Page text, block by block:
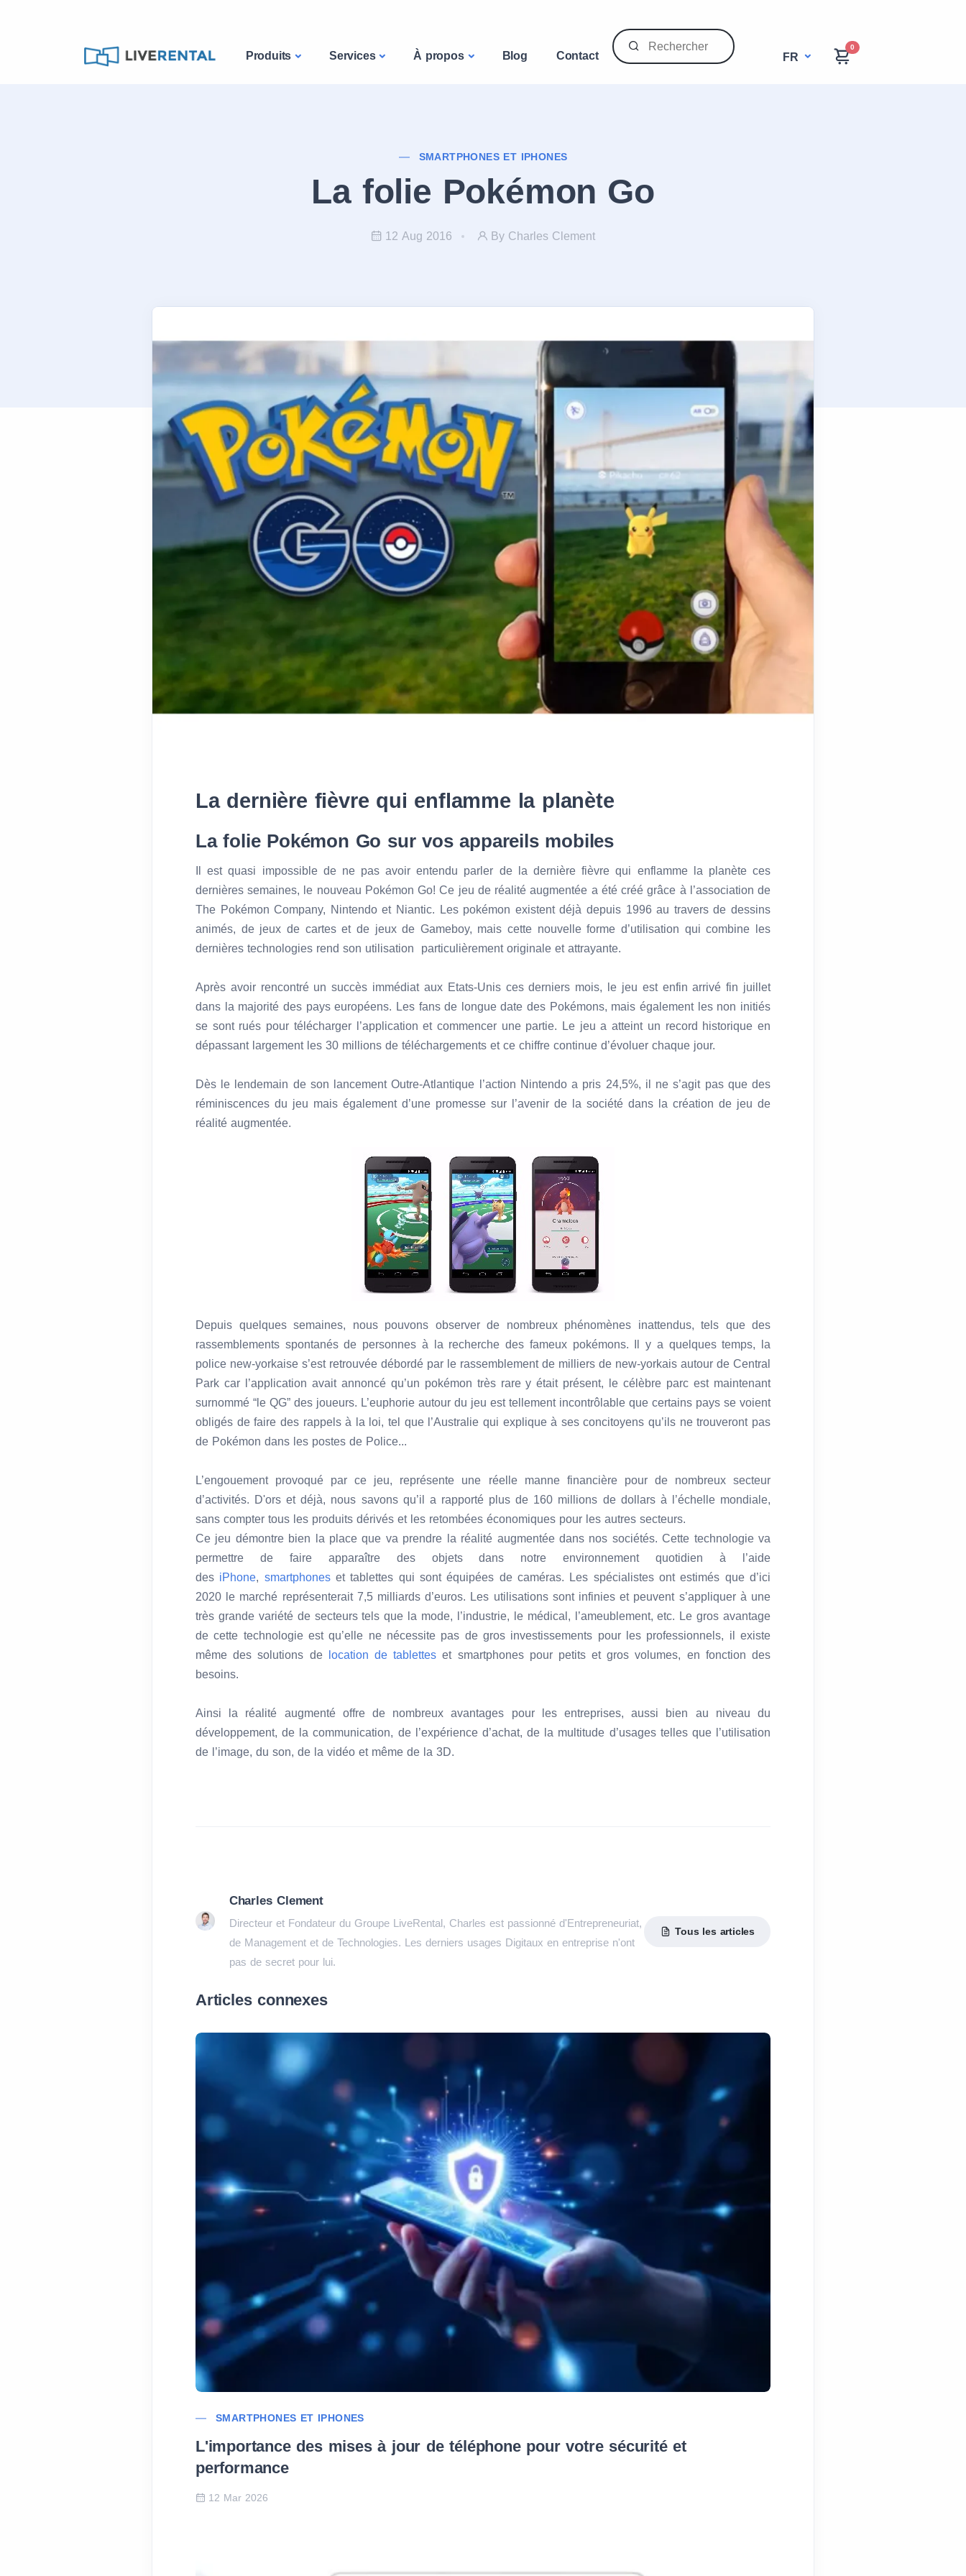
Produits Services À propos Blog Contact FR
0
SMARTPHONES ET IPHONES
La folie Pokémon Go
12 Aug 2016 By Charles Clement
La dernière fièvre qui enflamme la planète
La folie Pokémon Go sur vos appareils mobiles
Il est quasi impossible de ne pas avoir entendu parler de la dernière fièvre qui enflamme la planète ces
dernières semaines, le nouveau Pokémon Go! Ce jeu de réalité augmentée a été créé grâce à l’association de
The Pokémon Company, Nintendo et Niantic. Les pokémon existent déjà depuis 1996 au travers de dessins
animés, de jeux de cartes et de jeux de Gameboy, mais cette nouvelle forme d’utilisation qui combine les
dernières technologies rend son utilisation particulièrement originale et attrayante.
Après avoir rencontré un succès immédiat aux Etats-Unis ces derniers mois, le jeu est enfin arrivé fin juillet
dans la majorité des pays européens. Les fans de longue date des Pokémons, mais également les non initiés
se sont rués pour télécharger l’application et commencer une partie. Le jeu a atteint un record historique en
dépassant largement les 30 millions de téléchargements et ce chiffre continue d’évoluer chaque jour.
Dès le lendemain de son lancement Outre-Atlantique l’action Nintendo a pris 24,5%, il ne s’agit pas que des
réminiscences du jeu mais également d’une promesse sur l’avenir de la société dans la création de jeu de
réalité augmentée.
Depuis quelques semaines, nous pouvons observer de nombreux phénomènes inattendus, tels que des
rassemblements spontanés de personnes à la recherche des fameux pokémons. Il y a quelques temps, la
police new-yorkaise s’est retrouvée débordé par le rassemblement de milliers de new-yorkais autour de Central
Park car l’application avait annoncé qu’un pokémon très rare y était présent, le célèbre parc est maintenant
surnommé “le QG” des joueurs. L’euphorie autour du jeu est tellement incontrôlable que certains pays se voient
obligés de faire des rappels à la loi, tel que l’Australie qui explique à ses concitoyens qu’ils ne trouveront pas
de Pokémon dans les postes de Police...
L’engouement provoqué par ce jeu, représente une réelle manne financière pour de nombreux secteur
d’activités. D'ors et déjà, nous savons qu’il a rapporté plus de 160 millions de dollars à l’échelle mondiale,
sans compter tous les produits dérivés et les retombées économiques pour les autres secteurs.
Ce jeu démontre bien la place que va prendre la réalité augmentée dans nos sociétés. Cette technologie va
permettre de faire apparaître des objets dans notre environnement quotidien à l’aide
des iPhone, smartphoneset tablettes qui sont équipées de caméras. Les spécialistes ont estimés que d’ici
2020 le marché représenterait 7,5 milliards d’euros. Les utilisations sont infinies et peuvent s’appliquer à une
très grande variété de secteurs tels que la mode, l’industrie, le médical, l’ameublement, etc. Le gros avantage
de cette technologie est qu’elle ne nécessite pas de gros investissements pour les professionnels, il existe
même des solutions de
location de tablettes et smartphones pour petits et gros volumes, en fonction des
besoins.
Ainsi la réalité augmenté offre de nombreux avantages pour les entreprises, aussi bien au niveau du
développement, de la communication, de l’expérience d’achat, de la multitude d’usages telles que l’utilisation
de l’image, du son, de la vidéo et même de la 3D.
Charles Clement
Directeur et Fondateur du Groupe LiveRental, Charles est passionné d'Entrepreneuriat,
de Management et de Technologies. Les derniers usages Digitaux en entreprise n'ont
pas de secret pour lui.
Tous les articles
Articles connexes
SMARTPHONES ET IPHONES
L'importance des mises à jour de téléphone pour votre sécurité et
performance
12 Mar 2026